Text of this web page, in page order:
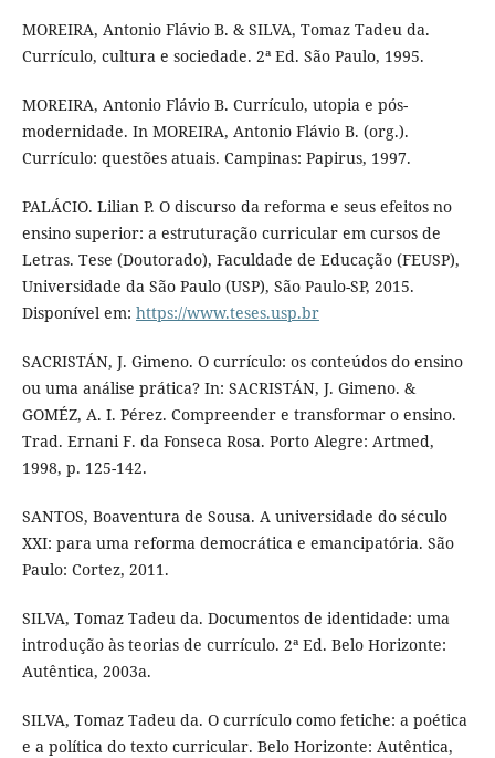
MOREIRA, Antonio Flávio B. & SILVA, Tomaz Tadeu da.
Currículo, cultura e sociedade. 2ª Ed. São Paulo, 1995.
MOREIRA, Antonio Flávio B. Currículo, utopia e pós-
modernidade. In MOREIRA, Antonio Flávio B. (org.).
Currículo: questões atuais. Campinas: Papirus, 1997.
PALÁCIO. Lilian P. O discurso da reforma e seus efeitos no
ensino superior: a estruturação curricular em cursos de
Letras. Tese (Doutorado), Faculdade de Educação (FEUSP),
Universidade da São Paulo (USP), São Paulo-SP, 2015.
Disponível em: https://www.teses.usp.br
SACRISTÁN, J. Gimeno. O currículo: os conteúdos do ensino
ou uma análise prática? In: SACRISTÁN, J. Gimeno. &
GOMÉZ, A. I. Pérez. Compreender e transformar o ensino.
Trad. Ernani F. da Fonseca Rosa. Porto Alegre: Artmed,
1998, p. 125-142.
SANTOS, Boaventura de Sousa. A universidade do século
XXI: para uma reforma democrática e emancipatória. São
Paulo: Cortez, 2011.
SILVA, Tomaz Tadeu da. Documentos de identidade: uma
introdução às teorias de currículo. 2ª Ed. Belo Horizonte:
Autêntica, 2003a.
SILVA, Tomaz Tadeu da. O currículo como fetiche: a poética
e a política do texto curricular. Belo Horizonte: Autêntica,